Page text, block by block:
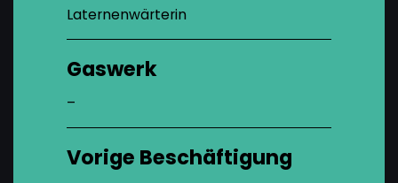
Laternenwärterin
Gaswerk
–
Vorige Beschäftigung